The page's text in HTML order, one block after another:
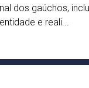
dos gaúchos,
e reali...